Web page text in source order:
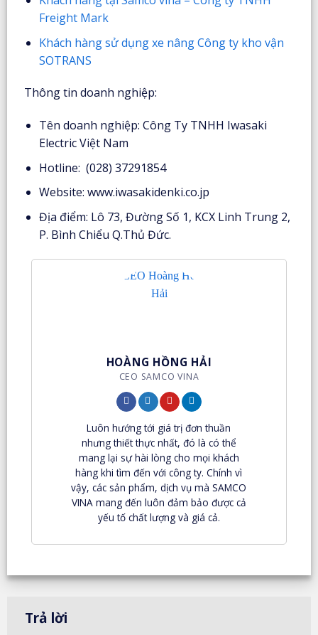
Freight Mark
Khách hàng sử dụng xe nâng Công ty kho vận
SOTRANS
Thông tin doanh nghiệp:
Tên doanh nghiệp: Công Ty TNHH Iwasaki
Electric Việt Nam
Hotline: (028) 37291854
Website: www.iwasakidenki.co.jp
Địa điểm: Lô 73, Đường Số 1, KCX Linh Trung 2,
P. Bình Chiểu Q.Thủ Đức.
HOÀNG HỒNG HẢI
CEO SAMCO VINA
Luôn hướng tới giá trị đơn thuần
nhưng thiết thực nhất, đó là có thể
mang lại sự hài lòng cho mọi khách
hàng khi tìm đến với công ty. Chính vì
vậy, các sản phẩm, dịch vụ mà SAMCO
VINA mang đến luôn đảm bảo được cả
yếu tố chất lượng và giá cả.
Trả lời